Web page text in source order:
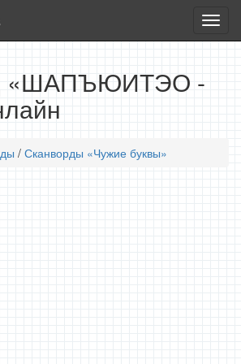
игры
«ШАПЪЮИТЭО -
/ Сканворды «Чужие буквы»